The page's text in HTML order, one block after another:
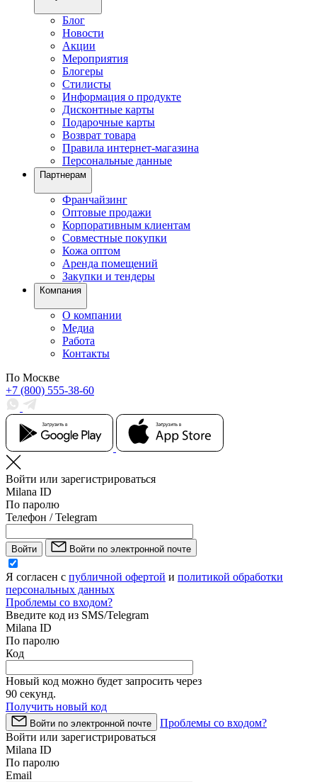
Блог
Новости
Акции
Мероприятия
Блогеры
Стилисты
Информация о продукте
Дисконтные карты
Подарочные карты
Возврат товара
Правила интернет-магазина
Персональные данные
Партнерам
Франчайзинг
Оптовые продажи
Корпоративным клиентам
Совместные покупки
Кожа оптом
Аренда помещений
Закупки и тендеры
Компания
О компании
Медиа
Работа
Контакты
По Москве
+7 (800) 555-38-60
Войти или зарегистрироваться
Milana ID
По паролю
Телефон / Telegram
Войти Войти по электронной почте
Я согласен с публичной офертой и политикой обработки
персональных данных
Проблемы со входом?
Введите код из SMS/Telegram
Milana ID
По паролю
Код
Новый код можно будет запросить через
90 секунд.
Получить новый код
Войти по электронной почте
Проблемы со входом?
Войти или зарегистрироваться
Milana ID
По паролю
Email